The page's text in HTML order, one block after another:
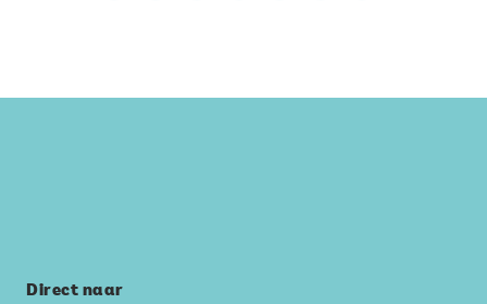
Direct naar